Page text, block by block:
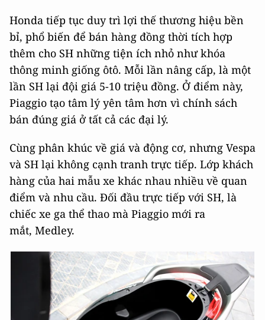
Honda tiếp tục duy trì lợi thế thương hiệu bền
bỉ, phổ biến để bán hàng đồng thời tích hợp
thêm cho SH những tiện ích nhỏ như khóa
thông minh giống ôtô. Mỗi lần nâng cấp, là một
lần SH lại đội giá 5-10 triệu đồng. Ở điểm này,
Piaggio tạo tâm lý yên tâm hơn vì chính sách
bán đúng giá ở tất cả các đại lý.
Cùng phân khúc về giá và động cơ, nhưng Vespa
và SH lại không cạnh tranh trực tiếp. Lớp khách
hàng của hai mẫu xe khác nhau nhiều về quan
điểm và nhu cầu. Đối đầu trực tiếp với SH, là
chiếc xe ga thể thao mà Piaggio mới ra
mắt, Medley.